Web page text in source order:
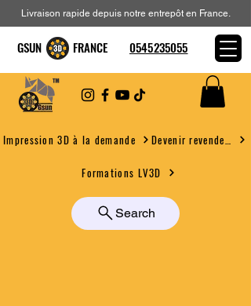
Impression 3D à la demande
Formations LV3D
Search
Livraison rapide depuis notre entrepôt en France.
GSUN FRANCE 0545235055